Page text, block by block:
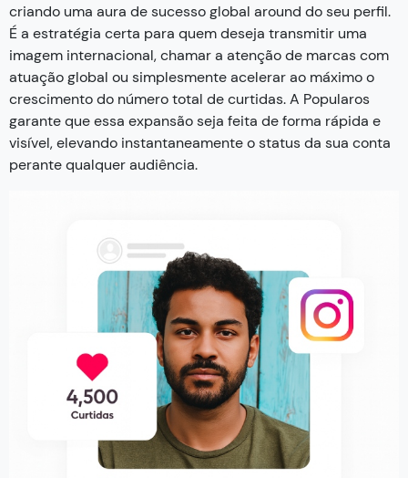
criando uma aura de sucesso global around do seu perfil.
É a estratégia certa para quem deseja transmitir uma
imagem internacional, chamar a atenção de marcas com
atuação global ou simplesmente acelerar ao máximo o
crescimento do número total de curtidas. A Popularos
garante que essa expansão seja feita de forma rápida e
visível, elevando instantaneamente o status da sua conta
perante qualquer audiência.